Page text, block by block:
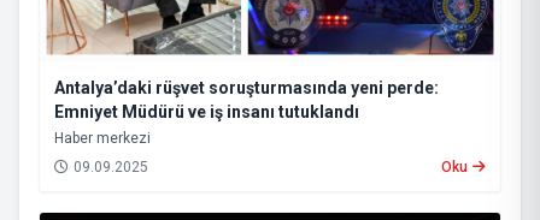
Antalya’daki rüşvet soruşturmasında yeni perde:
Emniyet Müdürü ve iş insanı tutuklandı
Haber merkezi
09.09.2025
Oku